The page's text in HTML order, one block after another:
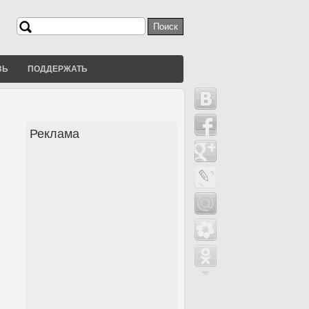
Форма поиска
Поиск
ПОДДЕРЖАТЬ
Реклама